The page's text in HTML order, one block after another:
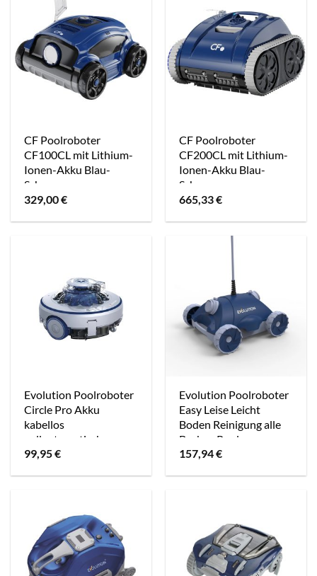
CF Poolroboter
CF100CL mit Lithium-
Ionen-Akku Blau-
Schwarz
329,00€
CF Poolroboter
CF200CL mit Lithium-
Ionen-Akku Blau-
Schwarz
665,33€
Evolution Poolroboter
Circle Pro Akku
kabellos
vollautomatisch
Battery Reinigung
99,95€
Evolution Poolroboter
Easy Leise Leicht
Boden Reinigung alle
Becken Pool
157,94€